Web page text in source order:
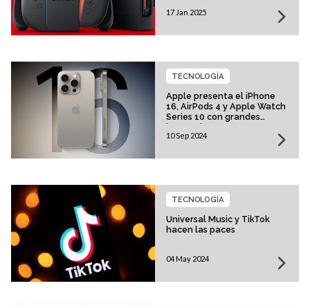
17 Jan 2025
Apple presenta el iPhone
16, AirPods 4 y Apple Watch
Series 10 con grandes
innovaciones
TECNOLOGÍA
10 Sep 2024
Universal Music y TikTok
hacen las paces
TECNOLOGÍA
04 May 2024